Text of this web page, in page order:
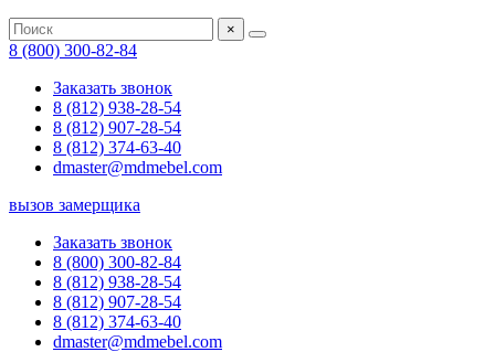
×
8 (800) 300-82-84
Заказать звонок
8 (812) 938-28-54
8 (812) 907-28-54
8 (812) 374-63-40
dmaster@mdmebel.com
вызов замерщика
Заказать звонок
8 (800) 300-82-84
8 (812) 938-28-54
8 (812) 907-28-54
8 (812) 374-63-40
dmaster@mdmebel.com